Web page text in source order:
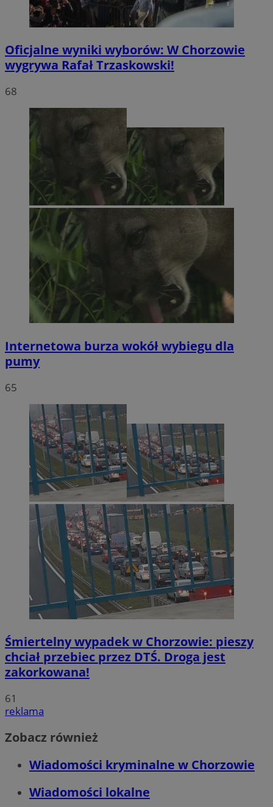
Oficjalne wyniki wyborów: W Chorzowie
wygrywa Rafał Trzaskowski!
68
Internetowa burza wokół wybiegu dla
pumy
65
Śmiertelny wypadek w Chorzowie: pieszy
chciał przebiec przez DTŚ. Droga jest
zakorkowana!
61
reklama
Zobacz również
Wiadomości kryminalne w Chorzowie
Wiadomości lokalne